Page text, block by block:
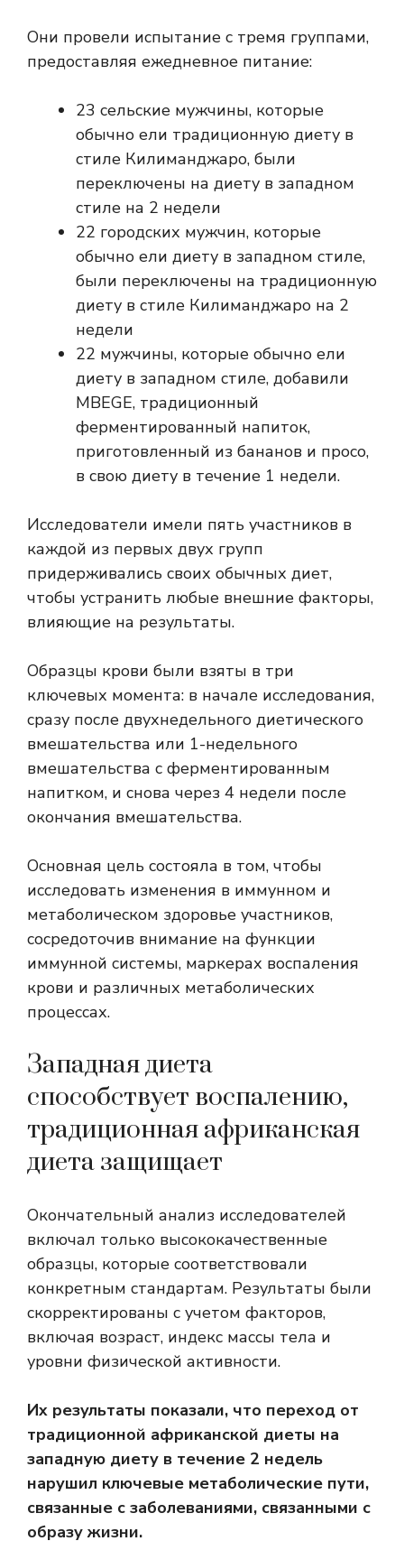
Они провели испытание с тремя группами,
предоставляя ежедневное питание:
23 сельские мужчины, которые
обычно ели традиционную диету в
стиле Килиманджаро, были
переключены на диету в западном
стиле на 2 недели
22 городских мужчин, которые
обычно ели диету в западном стиле,
были переключены на традиционную
диету в стиле Килиманджаро на 2
недели
22 мужчины, которые обычно ели
диету в западном стиле, добавили
MBEGE, традиционный
ферментированный напиток,
приготовленный из бананов и просо,
в свою диету в течение 1 недели.
Исследователи имели пять участников в
каждой из первых двух групп
придерживались своих обычных диет,
чтобы устранить любые внешние факторы,
влияющие на результаты.
Образцы крови были взяты в три
ключевых момента: в начале исследования,
сразу после двухнедельного диетического
вмешательства или 1-недельного
вмешательства с ферментированным
напитком, и снова через 4 недели после
окончания вмешательства.
Основная цель состояла в том, чтобы
исследовать изменения в иммунном и
метаболическом здоровье участников,
сосредоточив внимание на функции
иммунной системы, маркерах воспаления
крови и различных метаболических
процессах.
Западная диета
способствует воспалению,
традиционная африканская
диета защищает
Окончательный анализ исследователей
включал только высококачественные
образцы, которые соответствовали
конкретным стандартам. Результаты были
скорректированы с учетом факторов,
включая возраст, индекс массы тела и
уровни физической активности.
Их результаты показали, что переход от
традиционной африканской диеты на
западную диету в течение 2 недель
нарушил ключевые метаболические пути,
связанные с заболеваниями, связанными с
образу жизни.